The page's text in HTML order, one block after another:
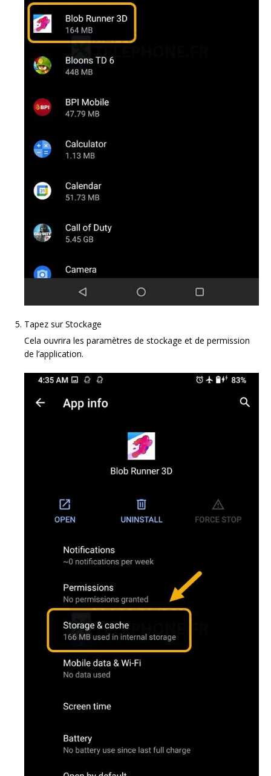
Tapez sur Stockage
Cela ouvrira les paramètres de stockage et de permission
de l’application.